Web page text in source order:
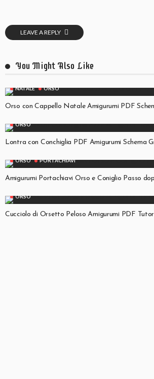
LEAVE A REPLY
You Might Also Like
NATALE ORSO
Orso con Cappello Natale Amigurumi PDF
ORSO
Lontra con Conchiglia PDF Amigurumi Schema
ORSO PORTACHIAVI
Amigurumi Portachiavi Orso e Coniglio Passo
ORSO
Cucciolo di Orsetto Peloso Amigurumi PDF